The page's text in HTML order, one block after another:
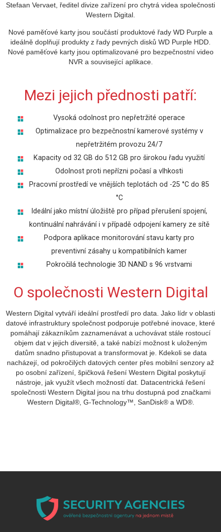
Stefaan Vervaet, ředitel divize zařízení pro chytrá videa společnosti
Western Digital.
Nové paměťové karty jsou součástí produktové řady WD Purple a
ideálně doplňují produkty z řady pevných disků WD Purple HDD.
Nové paměťové karty jsou optimalizované pro bezpečnostní video
NVR a související aplikace.
Mezi jejich přednosti patří:
Vysoká odolnost pro nepřetržité operace
Optimalizace pro bezpečnostní kamerové systémy v
nepřetržitém provozu 24/7
Kapacity od 32 GB do 512 GB pro širokou řadu využití
Odolnost proti nepřízni počasí a vlhkosti
Pracovní prostředí ve vnějších teplotách od -25 °C do 85
°C
Ideální jako místní úložiště pro případ přerušení spojení,
kontinuální nahrávání i v případě odpojení kamery ze sítě
Podpora aplikace monitorování stavu karty pro
preventivní zásahy u kompatibilních kamer
Pokročilá technologie 3D NAND s 96 vrstvami
O společnosti Western Digital
Western Digital vytváří ideální prostředí pro data. Jako lídr v oblasti
datové infrastruktury společnost podporuje potřebné inovace, které
pomáhají zákazníkům zaznamenávat a uchovávat stále rostoucí
objem dat v jejich diversitě, a také nabízí možnost k uloženým
datům snadno přistupovat a transformovat je. Kdekoli se data
nacházejí, od pokročilých datových center přes mobilní senzory až
po osobní zařízení, špičková řešení Western Digital poskytují
nástroje, jak využít všech možností dat. Datacentrická řešení
společnosti Western Digital jsou na trhu dostupná pod značkami
Western Digital®, G-Technology™, SanDisk® a WD®.